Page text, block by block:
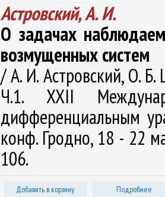
Астровский, А. И.
О задачах
возмущенных систем
/ А. И. Астровский, О.
Ч.1. XXII
дифференциальным
конф. Гродно, 18 - 22
106.
Добавить в корзину Подробнее